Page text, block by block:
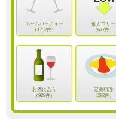
ホームパーティー
（1752件）
低カロリー
（677件）
お酒に合う
（929件）
定番料理
（282件）